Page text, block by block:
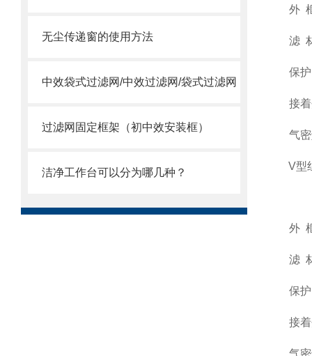
无尘传递窗的使用方法
中效袋式过滤网/中效过滤网/袋式过滤网
过滤网固定框架（初中效安装框）
洁净工作台可以分为哪几种？
外
滤
保
接
气
V型
外
滤
保
接
气